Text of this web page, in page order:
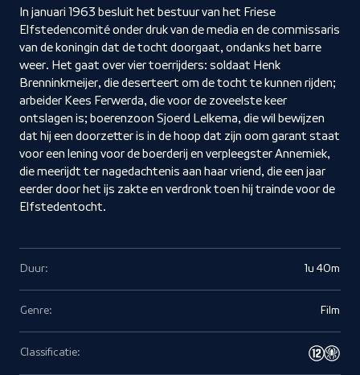
In januari 1963 besluit het bestuur van het Friese
Elfstedencomité onder druk van de media en de commissaris
van de koningin dat de tocht doorgaat, ondanks het barre
weer. Het gaat over vier toerrijders: soldaat Henk
Brenninkmeijer, die deserteert om de tocht te kunnen rijden;
arbeider Kees Ferwerda, die voor de zoveelste keer
ontslagen is; boerenzoon Sjoerd Lelkema, die wil bewijzen
dat hij een doorzetter is in de hoop dat zijn oom garant staat
voor een lening voor de boerderij en verpleegster Annemiek,
die meerijdt ter nagedachtenis aan haar vriend, die een jaar
eerder door het ijs zakte en verdronk toen hij trainde voor de
Elfstedentocht.
Duur: 1u 40m
Genre: Film
Classificatie: